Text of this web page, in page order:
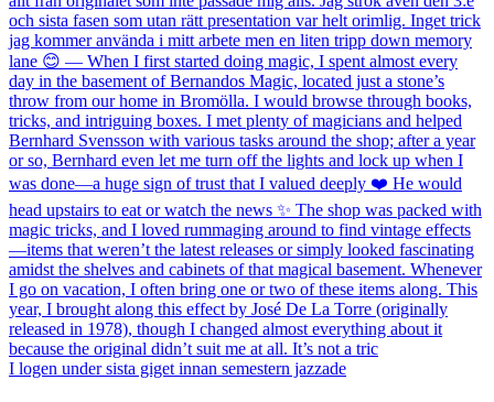
I logen under sista giget innan semestern jazzade